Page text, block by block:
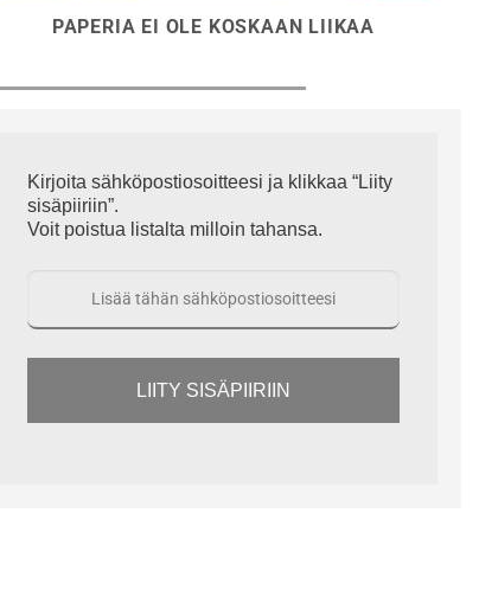
PAPERIA EI OLE KOSKAAN LIIKAA
Kirjoita sähköpostiosoitteesi ja klikkaa “Liity
sisäpiiriin”.
Voit poistua listalta milloin tahansa.
LIITY SISÄPIIRIIN